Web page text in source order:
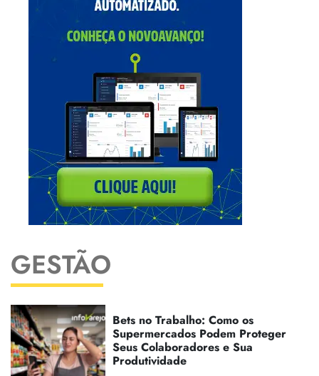
GESTÃO
Bets no Trabalho: Como os
Supermercados Podem Proteger
Seus Colaboradores e Sua
Produtividade